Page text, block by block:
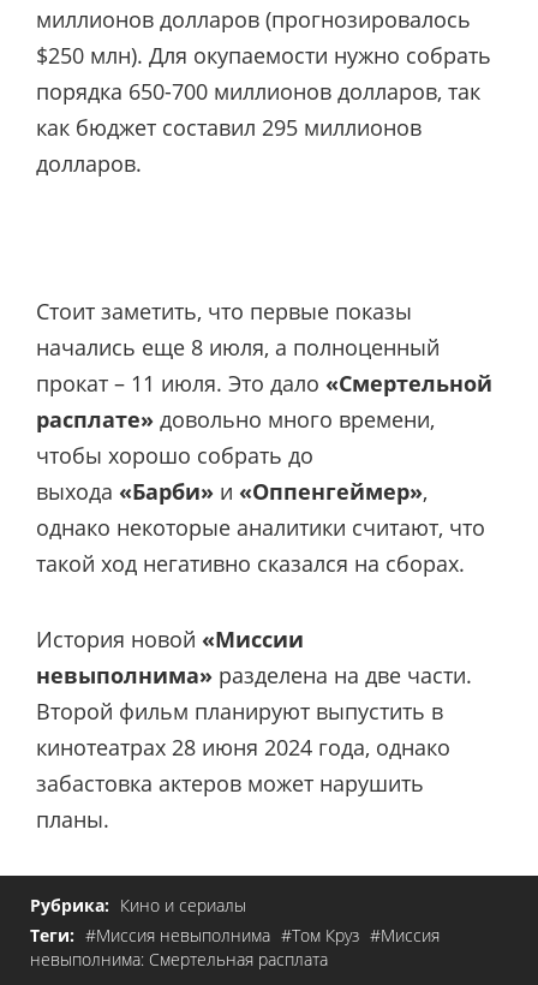
миллионов долларов (прогнозировалось
$250 млн). Для окупаемости нужно собрать
порядка 650-700 миллионов долларов, так
как бюджет составил 295 миллионов
долларов.
Стоит заметить, что первые показы
начались еще 8 июля, а полноценный
прокат – 11 июля. Это дало «Смертельной
расплате» довольно много времени,
чтобы хорошо собрать до
выхода «Барби» и «Оппенгеймер»,
однако некоторые аналитики считают, что
такой ход негативно сказался на сборах.
История новой «Миссии
невыполнима» разделена на две части.
Второй фильм планируют выпустить в
кинотеатрах 28 июня 2024 года, однако
забастовка актеров может нарушить
планы.
Рубрика: Кино и сериалы
Теги: #Миссия невыполнима #Том Круз #Миссия
невыполнима: Смертельная расплата